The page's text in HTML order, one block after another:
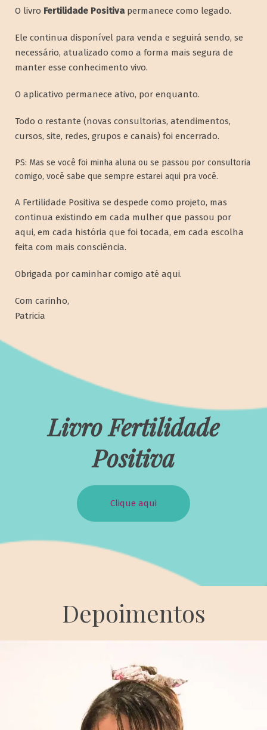
O livro Fertilidade Positivapermanece como legado.
Ele continua disponível para venda e seguirá sendo, se
necessário, atualizado como a forma mais segura de
manter esse conhecimento vivo.
O aplicativo permanece ativo, por enquanto.
Todo o restante (novas consultorias, atendimentos,
cursos, site, redes, grupos e canais) foi encerrado.
PS: Mas se você foi minha aluna ou se passou por consultoria
comigo, você sabe que sempre estarei aqui pra você.
A Fertilidade Positiva se despede como projeto, mas
continua existindo em cada mulher que passou por
aqui, em cada história que foi tocada, em cada escolha
feita com mais consciência.
Obrigada por caminhar comigo até aqui.
Com carinho,
Patricia
Livro Fertilidade
Positiva
Clique aqui
Depoimentos